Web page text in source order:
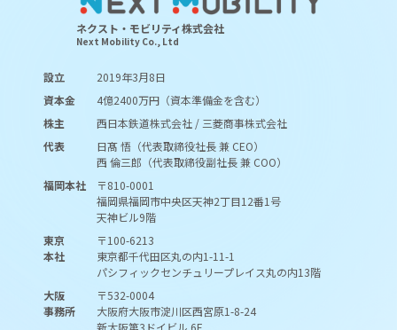
ネクスト・モビリティ株式会社
Next Mobility Co., Ltd
設立
2019年3月8日
資本金
4億2400万円（資本準備金を含む）
株主
西日本鉄道株式会社 / 三菱商事株式会社
代表
日髙 悟（代表取締役社長 兼 CEO）
西 倫三郎（代表取締役副社長 兼 COO）
福岡本社
〒810-0001
福岡県福岡市中央区天神2丁目12番1号
天神ビル9階
東京
本社
〒100-6213
東京都千代田区丸の内1-11-1
パシフィックセンチュリープレイス丸の内13階
大阪
事務所
〒532-0004
大阪府大阪市淀川区西宮原1-8-24
新大阪第3ドイビル 6F